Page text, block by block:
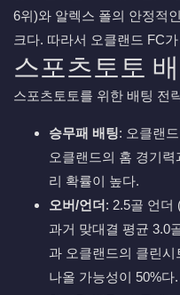
6위)와 알렉스 폴의 안정적
크다. 따라서 오클랜드 FC
스포츠토토
스포츠토토를 위한 배팅 전
승무패 배팅: 오클랜
오클랜드의 홈 경기
리 확률이 높다.
오버/언더: 2.5골 언더
과거 맞대결 평균 3.0
과 오클랜드의 클린
나올 가능성이 50%다.